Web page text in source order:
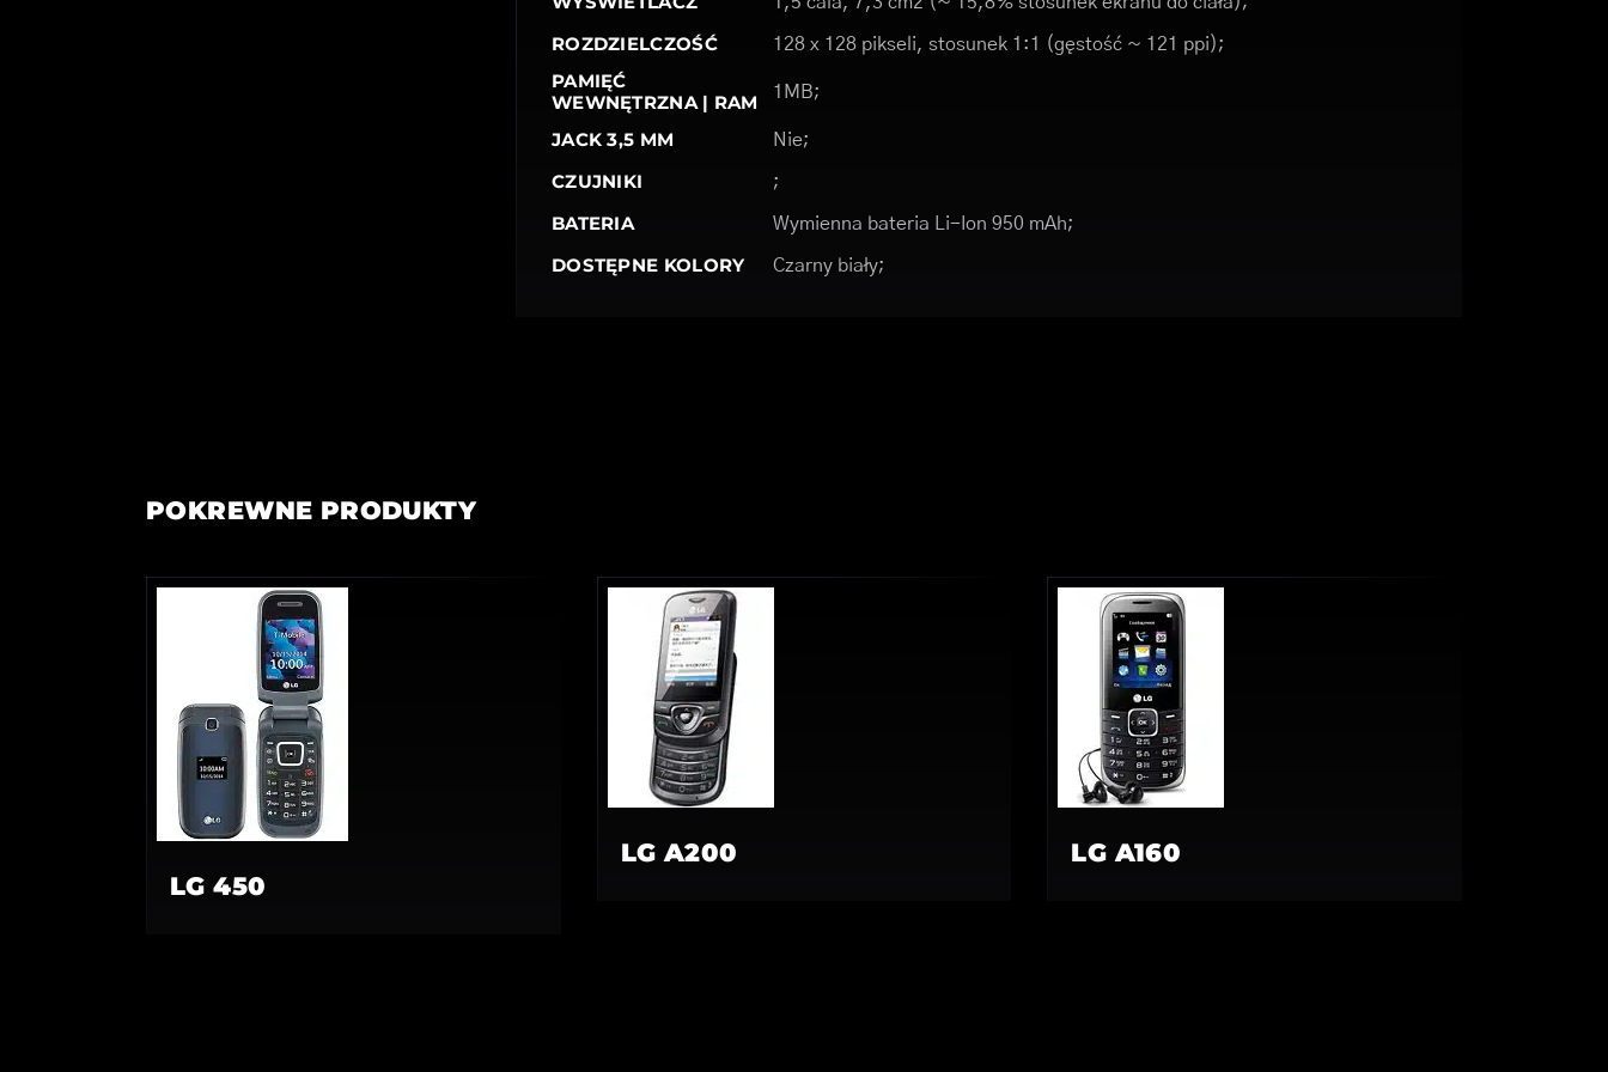
ROZDZIELCZOŚĆ 128 x 128 pikseli, stosunek 1:1 (gęstość ~ 121 ppi);
PAMIĘĆ
WEWNĘTRZNA | RAM
1MB;
JACK 3,5 MM Nie;
CZUJNIKI ;
BATERIA Wymienna bateria Li-Ion 950 mAh;
DOSTĘPNE KOLORY Czarny biały;
POKREWNE PRODUKTY
LG 450
LG A200 LG A160